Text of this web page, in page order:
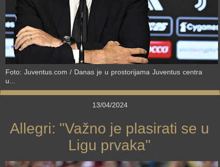
Foto: Juventus.com / Danas je u prostorijama Juventus centra
u...
13/04/2024
Allegri: "Važno je plasirati se u
Ligu prvaka"